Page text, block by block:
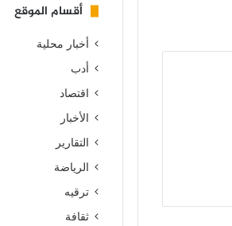
أقسام الموقع
أخبار محلية
أدب
اقتصاد
الأخبار
التقارير
الرياضة
ترقيه
ثقافة